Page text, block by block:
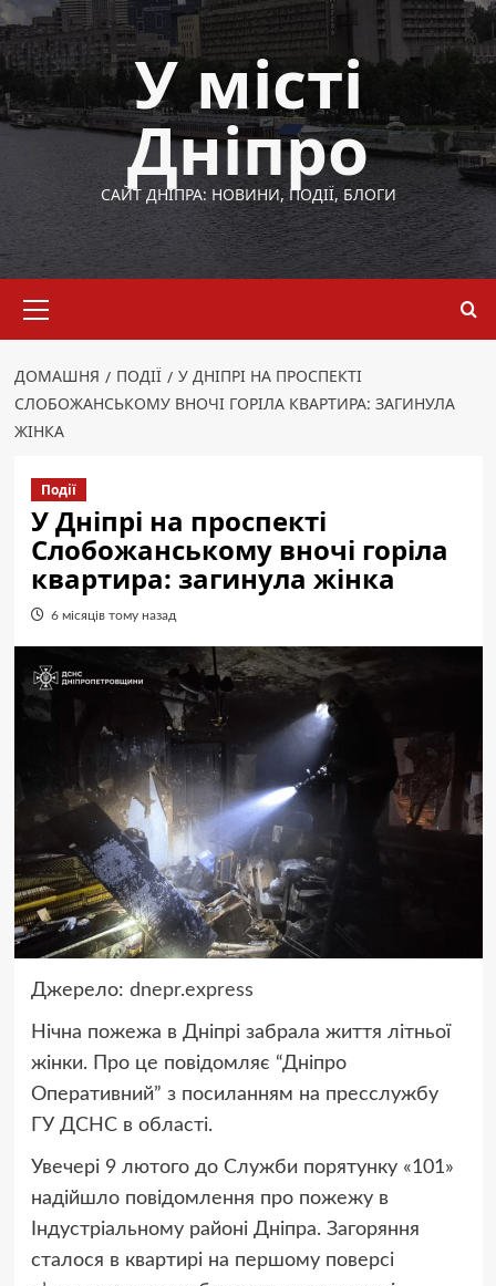
Перейти
до
вмісту
У місті
Дніпро
САЙТ ДНІПРА: НОВИНИ, ПОДІЇ, БЛОГИ
меню
ДОМАШНЯ ПОДІЇ
У ДНІПРІ НА ПРОСПЕКТІ
СЛОБОЖАНСЬКОМУ ВНОЧІ ГОРІЛА КВАРТИРА: ЗАГИНУЛА
ЖІНКА
Події
У Дніпрі на проспекті
Слобожанському вночі горіла
квартира: загинула жінка
6 місяців тому назад
Джерело: dnepr.express
Нічна пожежа в Дніпрі забрала життя літньої
жінки. Про це повідомляє “Дніпро
Оперативний” з посиланням на пресслужбу
ГУ ДСНС в області.
Увечері 9 лютого до Служби порятунку «101»
надійшло повідомлення про пожежу в
Індустріальному районі Дніпра. Загоряння
сталося в квартирі на першому поверсі